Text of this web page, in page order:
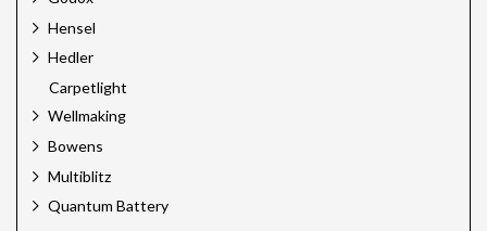
Hensel
Hedler
Carpetlight
Wellmaking
Bowens
Multiblitz
Quantum Battery